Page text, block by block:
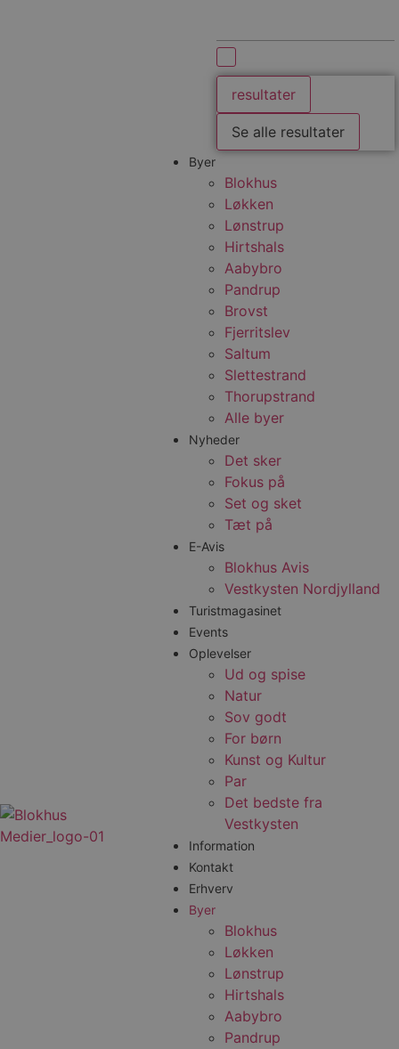
resultater
Se alle resultater
Byer
Blokhus
Løkken
Lønstrup
Hirtshals
Aabybro
Pandrup
Brovst
Fjerritslev
Saltum
Slettestrand
Thorupstrand
Alle byer
Nyheder
Det sker
Fokus på
Set og sket
Tæt på
E-Avis
Blokhus Avis
Vestkysten Nordjylland
Turistmagasinet
Events
Oplevelser
Ud og spise
Natur
Sov godt
For børn
Kunst og Kultur
Par
Det bedste fra
Vestkysten
Information
Kontakt
Erhverv
Byer
Blokhus
Løkken
Lønstrup
Hirtshals
Aabybro
Pandrup